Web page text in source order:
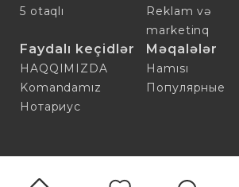
5 otaqlı
Reklam və
marketinq
Faydalı keçidlər
HAQQIMIZDA
Komandamız
Нотариус
Məqalələr
Hamısı
Популярные